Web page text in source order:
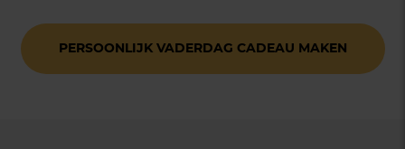
PERSOONLIJK VADERDAG CADEAU MAKEN